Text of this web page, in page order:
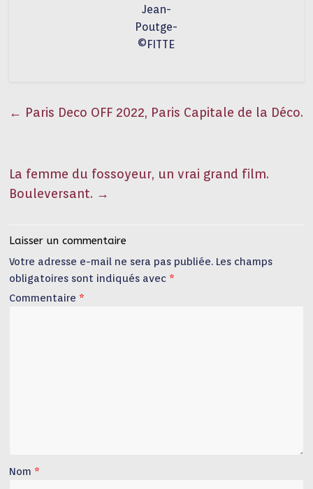
Jean-
Poutge-
©FITTE
← Paris Deco OFF 2022, Paris Capitale de la Déco.
La femme du fossoyeur, un vrai grand film.
Bouleversant. →
Laisser un commentaire
Votre adresse e-mail ne sera pas publiée. Les champs
obligatoires sont indiqués avec *
Commentaire *
Nom *